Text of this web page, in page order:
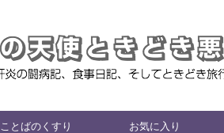
ことばのくすり お気に入り